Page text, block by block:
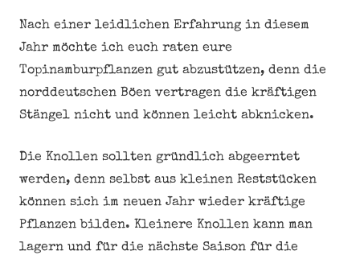
Nach einer leidlichen Erfahrung in diesem
Jahr möchte ich euch raten eure
Topinamburpflanzen gut abzustützen, denn die
norddeutschen Böen vertragen die kräftigen
Stängel nicht und können leicht abknicken.
Die Knollen sollten gründlich abgeerntet
werden, denn selbst aus kleinen Reststücken
können sich im neuen Jahr wieder kräftige
Pflanzen bilden. Kleinere Knollen kann man
lagern und für die nächste Saison für die